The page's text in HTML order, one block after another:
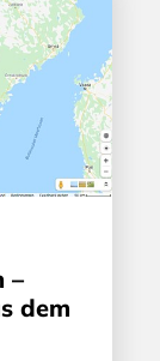
–
dem